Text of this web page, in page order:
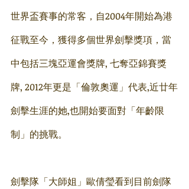
世界盃賽事的常客，自2004年開始為港
征戰至今，獲得多個世界劍擊獎項，當
中包括三塊亞運會獎牌, 七奪亞錦賽獎
牌, 2012年更是「倫敦奧運」代表,近廿年
劍擊生涯的她,也開始要面對「年齡限
制」的挑戰。
劍擊隊「大師姐」歐倩瑩看到目前劍隊